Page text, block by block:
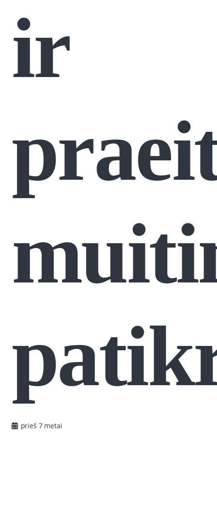
ir
prieš 7 metai